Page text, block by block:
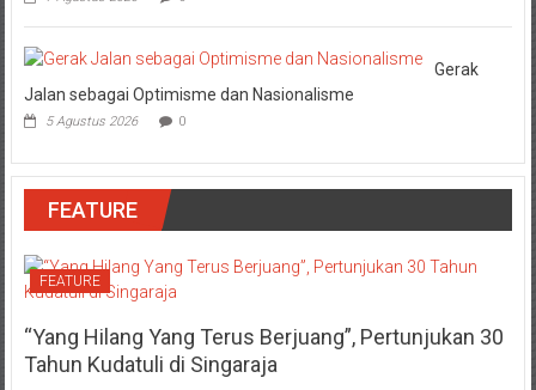
Gerak
Jalan sebagai Optimisme dan Nasionalisme
5 Agustus 2026 0
FEATURE
FEATURE
“Yang Hilang Yang Terus Berjuang”, Pertunjukan 30
Tahun Kudatuli di Singaraja